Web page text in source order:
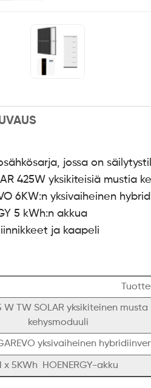
jossa on
425W yksikiteisiä mustia
6KW:n yksivaiheinen
5 kWh:n akkua
ja kaapeli
W TW SOLAR yksikiteinen musta
kehysmoduuli
yksivaiheinen
x 5KWh HOENERGY-akku